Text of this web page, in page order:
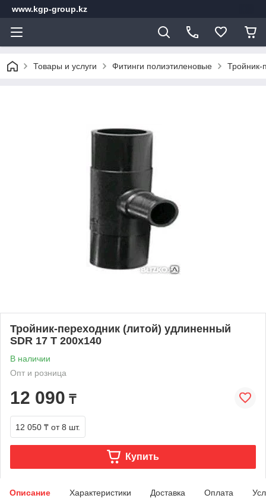
www.kgp-group.kz
Товары и услуги Фитинги полиэтиленовые Тройник-
Тройник-переходник (литой) удлиненный
SDR 17 Т 200х140
В наличии
Опт и розница
12 090 ₸
12 050 ₸ от 8 шт.
Купить
Описание Характеристики Доставка Оплата